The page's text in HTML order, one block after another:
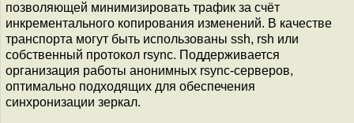
позволяющей минимизировать трафик за счёт
инкрементального копирования изменений. В качестве
транспорта могут быть использованы ssh, rsh или
собственный протокол rsync. Поддерживается
организация работы анонимных rsync-серверов,
оптимально подходящих для обеспечения
синхронизации зеркал.